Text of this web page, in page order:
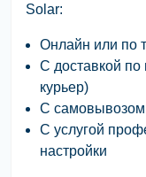
Solar:
Онлайн или по
С доставкой по
курьер)
С самовывозом
С услугой
настройки